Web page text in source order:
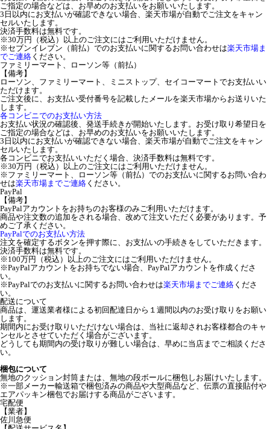
ご指定の場合などは、お早めのお支払いをお願いいたします。
3日以内にお支払いが確認できない場合、楽天市場が自動でご注文をキャン
セルいたします。
決済手数料は無料です。
※30万円（税込）以上のご注文にはご利用いただけません。
※セブンイレブン（前払）でのお支払いに関するお問い合わせは楽天市場ま
でご連絡 ください。
ファミリーマート、ローソン等（前払）
【備考】
ローソン、ファミリーマート、ミニストップ、セイコーマートでお支払いい
ただけます。
ご注文後に、お支払い受付番号を記載したメールを楽天市場からお送りいた
します。
各コンビニでのお支払い方法
お支払い状況の確認後、発送手続きが開始いたします。お受け取り希望日を
ご指定の場合などは、お早めのお支払いをお願いいたします。
3日以内にお支払いが確認できない場合、楽天市場が自動でご注文をキャン
セルいたします。
各コンビニでお支払いいただく場合、決済手数料は無料です。
※30万円（税込）以上のご注文にはご利用いただけません。
※ファミリーマート、ローソン等（前払）でのお支払いに関するお問い合わ
せは楽天市場までご連絡 ください。
PayPal
【備考】
PayPalアカウントをお持ちのお客様のみご利用いただけます。
商品や注文数の追加をされる場合、改めて注文いただく必要があります。予
めご了承ください。
PayPalでのお支払い方法
注文を確定するボタンを押す際に、お支払いの手続きをしていただきます。
決済手数料は無料です。
※100万円（税込）以上のご注文にはご利用いただけません。
※PayPalアカウントをお持ちでない場合、PayPalアカウントを作成くださ
い。
※PayPalでのお支払いに関するお問い合わせは楽天市場までご連絡 くださ
い。
配送について
商品は、運送業者様による初回配達日から１週間以内のお受け取りをお願い
します。
期間内にお受け取りいただけない場合は、当社に返却されお客様都合のキャ
ンセルとさせていただく場合がございます。
どうしても期間内の受け取りが難しい場合は、早めに当店までご相談くださ
い。
梱包について
無地のクッション封筒または、無地の段ボールに梱包しお届けいたします。
※一部メーカー輸送箱で梱包済みの商品や大型商品など、伝票の直接貼付や
エアパッキン梱包でお届けする商品がございます。
宅配便
【業者】
佐川急便